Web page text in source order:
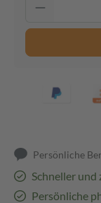
Persönliche
Schneller und
Persönliche